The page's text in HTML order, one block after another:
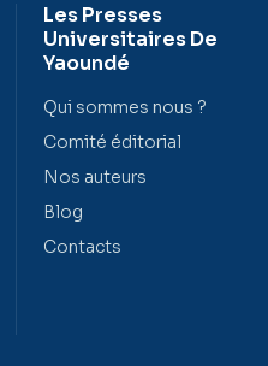
Les Presses
Universitaires De
Yaoundé
Qui sommes nous ?
Comité éditorial
Nos auteurs
Blog
Contacts